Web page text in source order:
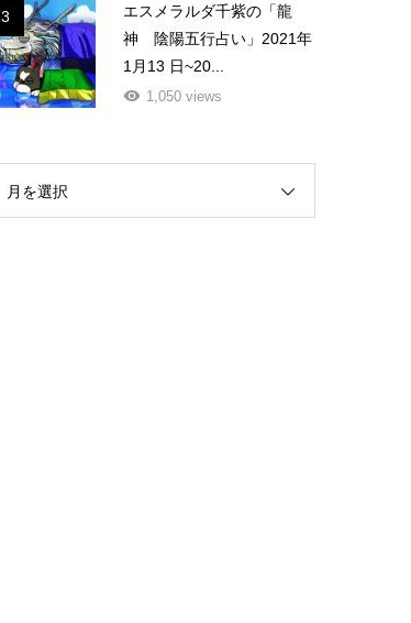
3
エスメラルダ千紫の「龍
神 陰陽五行占い」2021年
1月13 日~20...
1,050 views
月を選択